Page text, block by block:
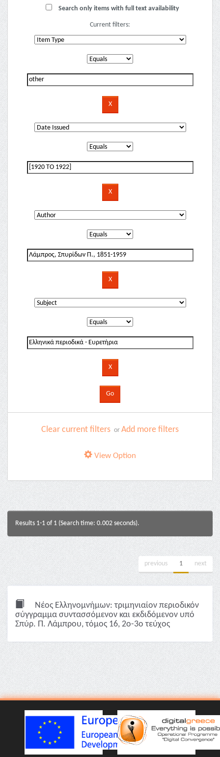
Search only items with full text availability
Current filters:
Clear current filters or Add more filters
View Option
Results 1-1 of 1 (Search time: 0.002 seconds).
previous 1 next
Νέος Ελληνομνήμων: τριμηνιαίον περιοδικόν
σύγγραμμα συντασσόμενον και εκδιδόμενον υπό
Σπύρ. Π. Λάμπρου, τόμος 16, 2ο-3ο τεύχος